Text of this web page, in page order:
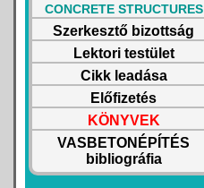
CONCRETE STRUCTURES
Szerkesztő bizottság
Lektori testület
Cikk leadása
Előfizetés
KÖNYVEK
VASBETONÉPÍTÉS
bibliográfia